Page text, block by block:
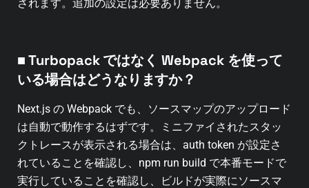
されます。追加の設定は必要ありません。
■Turbopack ではなく Webpack を使って
いる場合はどうなりますか？
Next.js の Webpack でも、ソースマップのアップロード
は自動で動作するはずです。ミニファイされたスタッ
クトレースが表示される場合は、auth token が設定さ
れていることを確認し、npm run build で本番モードで
実行していることを確認し、ビルドが実際にソースマ